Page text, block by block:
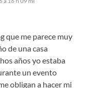
que me parece muy
de una casa
años yo estaba
un evento
obligan a hacer mi